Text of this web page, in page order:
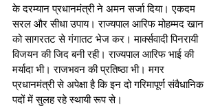
के दरम्यान प्रधानमंत्री ने अमन सर्जा दिया। एकदम
सरल और सीधा उपाय। राज्यपाल आरिफ मोहम्मद खान
को सागरतट से गंगातट भेज कर। मार्क्सवादी पिनरायी
विजयन की जिद बनी रही। राज्यपाल आरिफ भाई की
मर्यादा भी। राजभवन की प्रतिष्ठा भी। मगर
प्रधानमंत्री से अपेक्षा है कि इन दो गरिमापूर्ण संवैधानिक
पदों में सुलह रहे स्थायी रूप से।